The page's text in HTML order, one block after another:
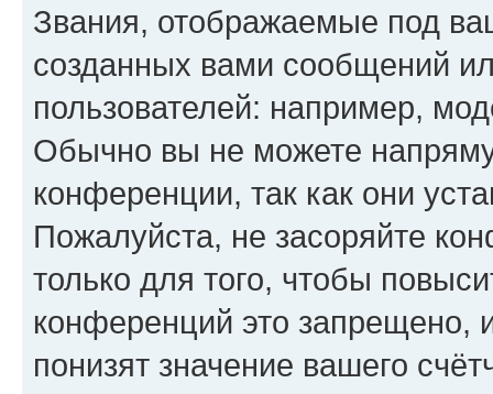
Звания, отображаемые под
созданных вами сообщений
пользователей: например,
Обычно вы не можете
конференции, так как они
Пожалуйста, не засоряйте
только для того, чтобы
конференций это запрещено,
понизят значение вашего